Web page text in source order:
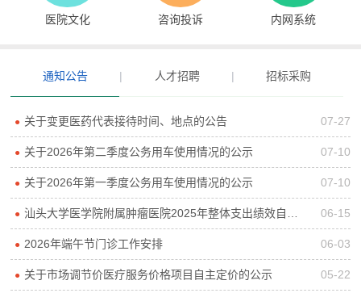
医院文化 咨询投诉 内网系统
通知公告 | 人才招聘 | 招标采购
● 关于变更医药代表接待时间、地点的公告 07-27
● 关于2026年第二季度公务用车使用情况的公示 07-10
● 关于2026年第一季度公务用车使用情况的公示 07-10
● 汕头大学医学院附属肿瘤医院2025年整体支出绩效自评报告 06-15
● 2026年端午节门诊工作安排 06-03
● 关于市场调节价医疗服务价格项目自主定价的公示 05-22